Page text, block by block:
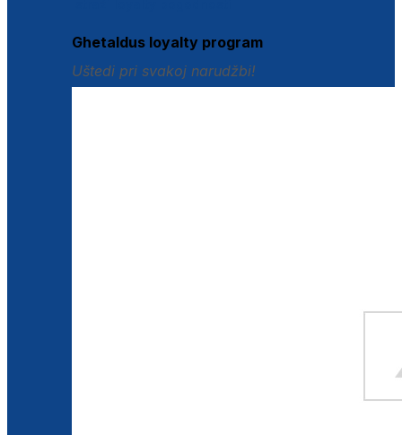
Ghetaldus loyalty program
Uštedi pri svakoj narudžbi!